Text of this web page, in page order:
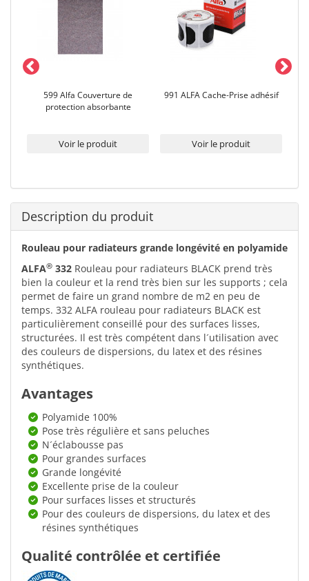
599 Alfa Couverture de
protection absorbante
Voir le produit
991 ALFA Cache-Prise adhésif
Voir le produit
Description du produit
Rouleau pour radiateurs grande longévité en polyamide
ALFA® 332 Rouleau pour radiateurs BLACK prend très
bien la couleur et la rend très bien sur les supports ; cela
permet de faire un grand nombre de m2 en peu de
temps. 332 ALFA rouleau pour radiateurs BLACK est
particulièrement conseillé pour des surfaces lisses,
structurées. Il est très compétent dans l´utilisation avec
des couleurs de dispersions, du latex et des résines
synthétiques.
Avantages
Polyamide 100%
Pose très régulière et sans peluches
N´éclabousse pas
Pour grandes surfaces
Grande longévité
Excellente prise de la couleur
Pour surfaces lisses et structurés
Pour des couleurs de dispersions, du latex et des
résines synthétiques
Qualité contrôlée et certifiée